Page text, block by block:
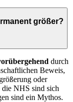
größer?
durch
Beweis,
oder
NHS sind sich
sind ein Mythos.